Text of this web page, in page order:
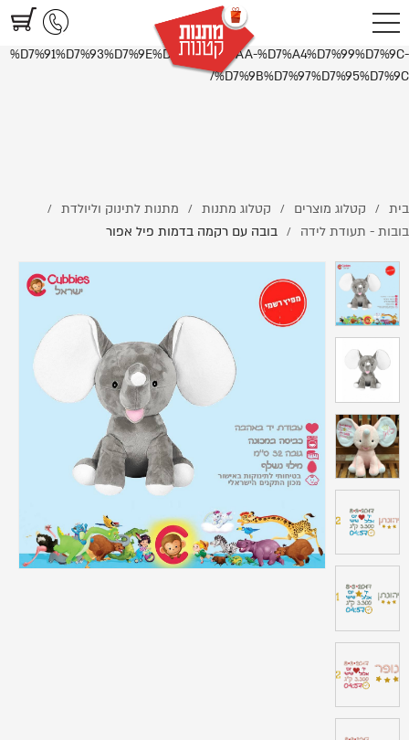
https://www.littlegifts.co.il/%D7%91%D7%95%D7%91%D7%94-
%D7%A2%D7%9D-%D7%A8%D7%A7%D7%9E%D7%94-
%D7%91%D7%93%D7%9E%D7%95%D7%AA-%D7%A4%D7%99%D7%9C-
%D7%9B%D7%97%D7%95%D7%9C/
בית / קטלוג מוצרים / קטלוג מתנות / מתנות לתינוק וליולדת /
בובות - תעודת לידה / בובה עם רקמה בדמות פיל אפור